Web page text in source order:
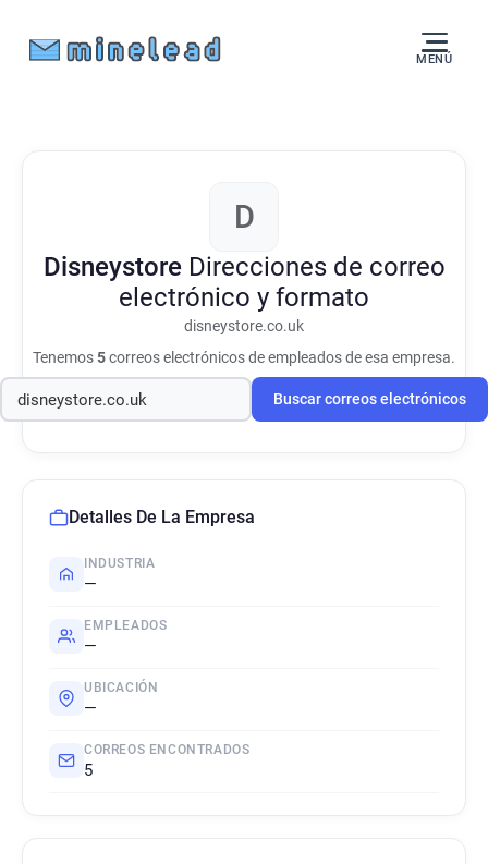
MENÚ
D
Disneystore Direcciones de correo
electrónico y formato
disneystore.co.uk
Tenemos5correos electrónicos de empleados de esa empresa.
Buscar correos electrónicos
Detalles De La Empresa
INDUSTRIA
—
EMPLEADOS
—
UBICACIÓN
—
CORREOS ENCONTRADOS
5